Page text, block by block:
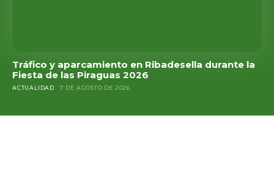
Tráfico y aparcamiento en Ribadesella durante la
Fiesta de las Piraguas 2026
ACTUALIDAD 7 DE AGOSTO DE 2026